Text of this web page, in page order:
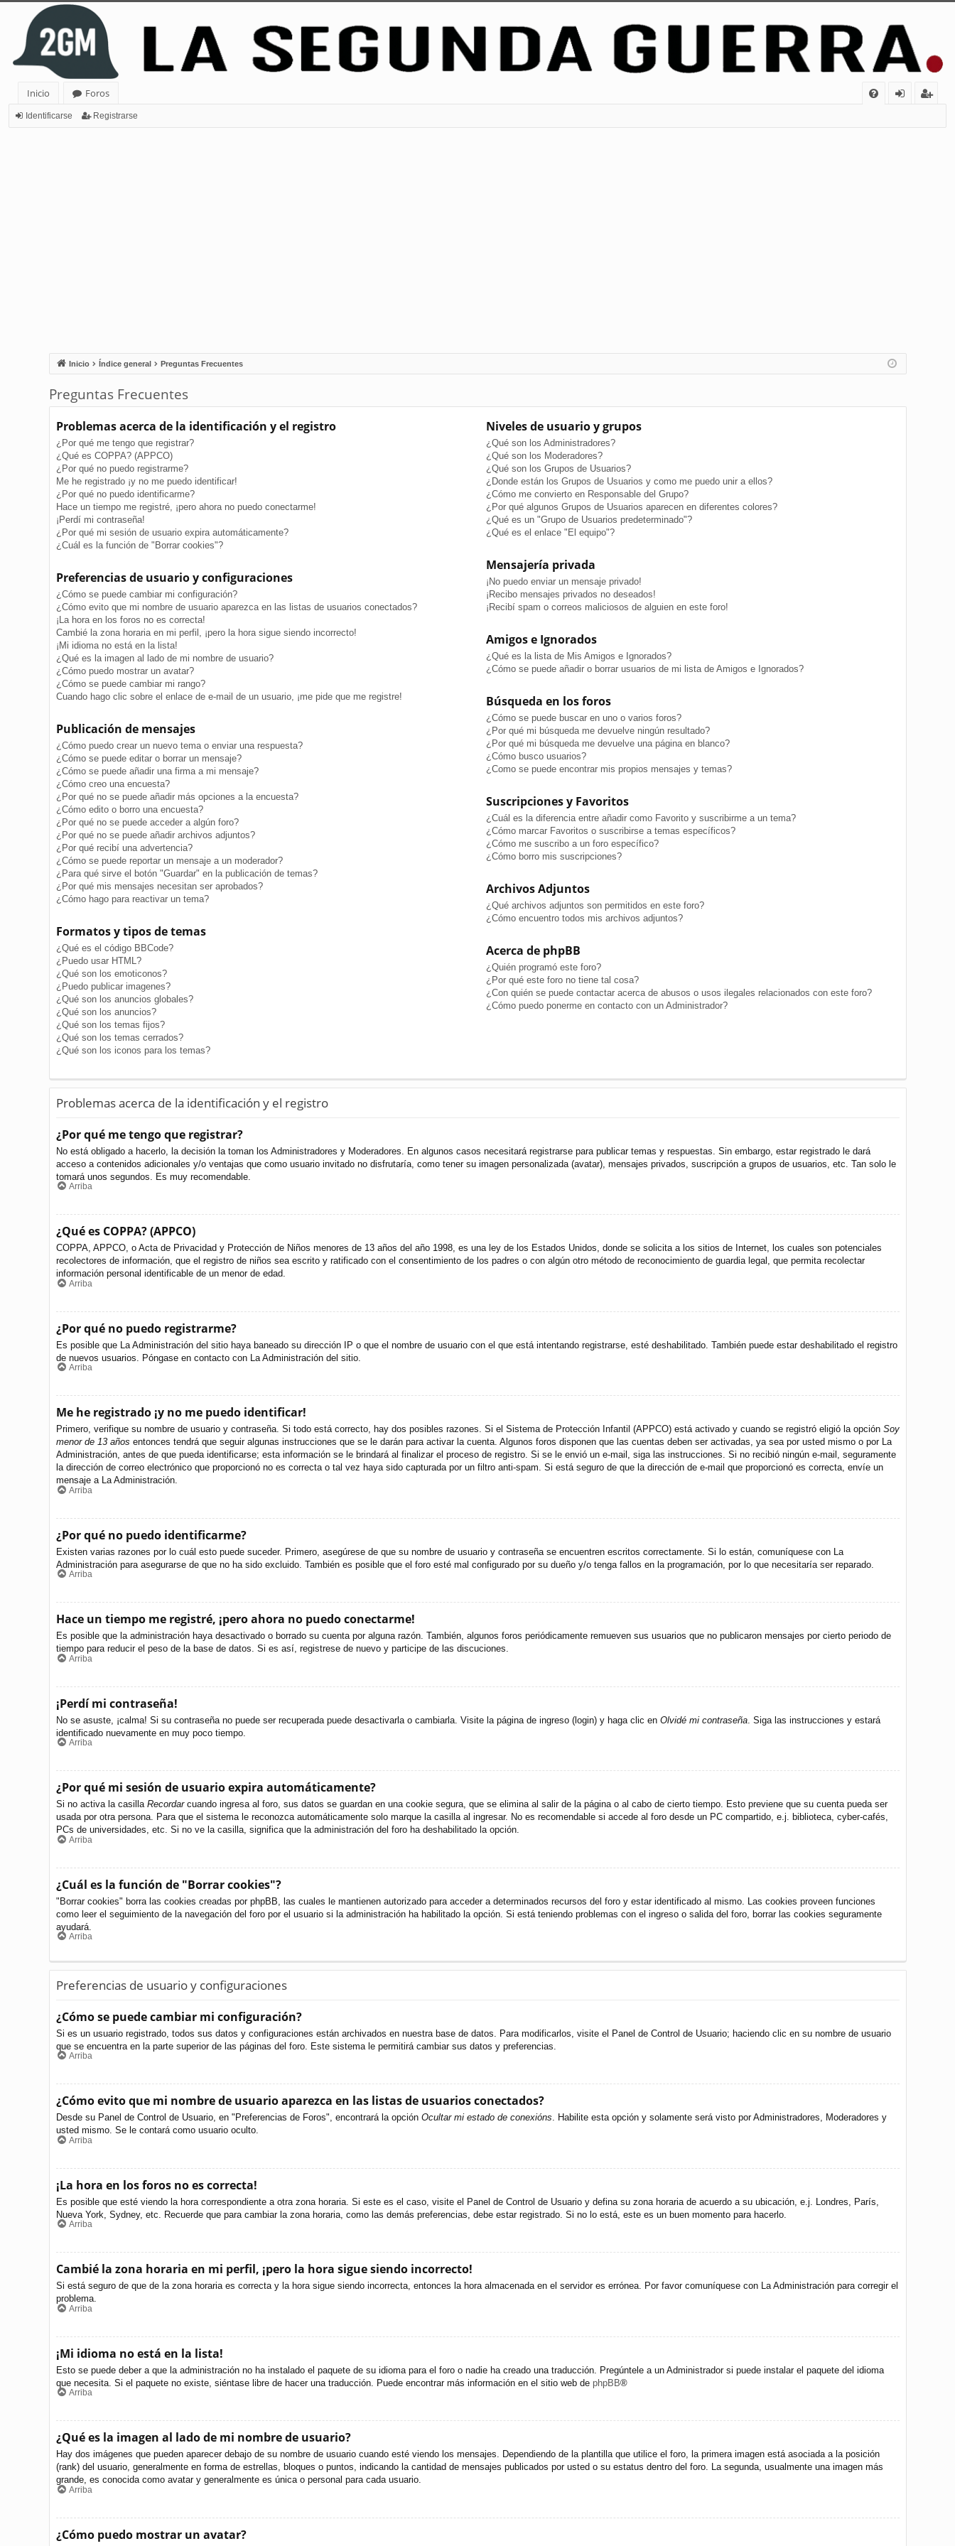
Inicio
Foros
Identificarse Registrarse
Inicio Índice general Preguntas Frecuentes
Preguntas Frecuentes
Problemas acerca de la identificación y el registro
¿Por qué me tengo que registrar?
¿Qué es COPPA? (APPCO)
¿Por qué no puedo registrarme?
Me he registrado ¡y no me puedo identificar!
¿Por qué no puedo identificarme?
Hace un tiempo me registré, ¡pero ahora no puedo conectarme!
¡Perdí mi contraseña!
¿Por qué mi sesión de usuario expira automáticamente?
¿Cuál es la función de "Borrar cookies"?
Preferencias de usuario y configuraciones
¿Cómo se puede cambiar mi configuración?
¿Cómo evito que mi nombre de usuario aparezca en las listas de usuarios conectados?
¡La hora en los foros no es correcta!
Cambié la zona horaria en mi perfil, ¡pero la hora sigue siendo incorrecto!
¡Mi idioma no está en la lista!
¿Qué es la imagen al lado de mi nombre de usuario?
¿Cómo puedo mostrar un avatar?
¿Cómo se puede cambiar mi rango?
Cuando hago clic sobre el enlace de e-mail de un usuario, ¡me pide que me registre!
Publicación de mensajes
¿Cómo puedo crear un nuevo tema o enviar una respuesta?
¿Cómo se puede editar o borrar un mensaje?
¿Cómo se puede añadir una firma a mi mensaje?
¿Cómo creo una encuesta?
¿Por qué no se puede añadir más opciones a la encuesta?
¿Cómo edito o borro una encuesta?
¿Por qué no se puede acceder a algún foro?
¿Por qué no se puede añadir archivos adjuntos?
¿Por qué recibí una advertencia?
¿Cómo se puede reportar un mensaje a un moderador?
¿Para qué sirve el botón "Guardar" en la publicación de temas?
¿Por qué mis mensajes necesitan ser aprobados?
¿Cómo hago para reactivar un tema?
Formatos y tipos de temas
¿Qué es el código BBCode?
¿Puedo usar HTML?
¿Qué son los emoticonos?
¿Puedo publicar imagenes?
¿Qué son los anuncios globales?
¿Qué son los anuncios?
¿Qué son los temas fijos?
¿Qué son los temas cerrados?
¿Qué son los iconos para los temas?
Niveles de usuario y grupos
¿Qué son los Administradores?
¿Qué son los Moderadores?
¿Qué son los Grupos de Usuarios?
¿Donde están los Grupos de Usuarios y como me puedo unir a ellos?
¿Cómo me convierto en Responsable del Grupo?
¿Por qué algunos Grupos de Usuarios aparecen en diferentes colores?
¿Qué es un "Grupo de Usuarios predeterminado"?
¿Qué es el enlace "El equipo"?
Mensajería privada
¡No puedo enviar un mensaje privado!
¡Recibo mensajes privados no deseados!
¡Recibí spam o correos maliciosos de alguien en este foro!
Amigos e Ignorados
¿Qué es la lista de Mis Amigos e Ignorados?
¿Cómo se puede añadir o borrar usuarios de mi lista de Amigos e Ignorados?
Búsqueda en los foros
¿Cómo se puede buscar en uno o varios foros?
¿Por qué mi búsqueda me devuelve ningún resultado?
¿Por qué mi búsqueda me devuelve una página en blanco?
¿Cómo busco usuarios?
¿Como se puede encontrar mis propios mensajes y temas?
Suscripciones y Favoritos
¿Cuál es la diferencia entre añadir como Favorito y suscribirme a un tema?
¿Cómo marcar Favoritos o suscribirse a temas específicos?
¿Cómo me suscribo a un foro específico?
¿Cómo borro mis suscripciones?
Archivos Adjuntos
¿Qué archivos adjuntos son permitidos en este foro?
¿Cómo encuentro todos mis archivos adjuntos?
Acerca de phpBB
¿Quién programó este foro?
¿Por qué este foro no tiene tal cosa?
¿Con quién se puede contactar acerca de abusos o usos ilegales relacionados con este foro?
¿Cómo puedo ponerme en contacto con un Administrador?
Problemas acerca de la identificación y el registro
¿Por qué me tengo que registrar?
No está obligado a hacerlo, la decisión la toman los Administradores y Moderadores. En algunos casos necesitará registrarse para publicar temas y respuestas. Sin embargo, estar registrado le dará
acceso a contenidos adicionales y/o ventajas que como usuario invitado no disfrutaría, como tener su imagen personalizada (avatar), mensajes privados, suscripción a grupos de usuarios, etc. Tan solo le
tomará unos segundos. Es muy recomendable.
Arriba
¿Qué es COPPA? (APPCO)
COPPA, APPCO, o Acta de Privacidad y Protección de Niños menores de 13 años del año 1998, es una ley de los Estados Unidos, donde se solicita a los sitios de Internet, los cuales son potenciales
recolectores de información, que el registro de niños sea escrito y ratificado con el consentimiento de los padres o con algún otro método de reconocimiento de guardia legal, que permita recolectar
información personal identificable de un menor de edad.
Arriba
¿Por qué no puedo registrarme?
Es posible que La Administración del sitio haya baneado su dirección IP o que el nombre de usuario con el que está intentando registrarse, esté deshabilitado. También puede estar deshabilitado el registro
de nuevos usuarios. Póngase en contacto con La Administración del sitio.
Arriba
Me he registrado ¡y no me puedo identificar!
Primero, verifique su nombre de usuario y contraseña. Si todo está correcto, hay dos posibles razones. Si el Sistema de Protección Infantil (APPCO) está activado y cuando se registró eligió la opción Soy
menor de 13 años entonces tendrá que seguir algunas instrucciones que se le darán para activar la cuenta. Algunos foros disponen que las cuentas deben ser activadas, ya sea por usted mismo o por La
Administración, antes de que pueda identificarse; esta información se le brindará al finalizar el proceso de registro. Si se le envió un e-mail, siga las instrucciones. Si no recibió ningún e-mail, seguramente
la dirección de correo electrónico que proporcionó no es correcta o tal vez haya sido capturada por un filtro anti-spam. Si está seguro de que la dirección de e-mail que proporcionó es correcta, envíe un
mensaje a La Administración.
Arriba
¿Por qué no puedo identificarme?
Existen varias razones por lo cuál esto puede suceder. Primero, asegúrese de que su nombre de usuario y contraseña se encuentren escritos correctamente. Si lo están, comuníquese con La
Administración para asegurarse de que no ha sido excluido. También es posible que el foro esté mal configurado por su dueño y/o tenga fallos en la programación, por lo que necesitaría ser reparado.
Arriba
Hace un tiempo me registré, ¡pero ahora no puedo conectarme!
Es posible que la administración haya desactivado o borrado su cuenta por alguna razón. También, algunos foros periódicamente remueven sus usuarios que no publicaron mensajes por cierto periodo de
tiempo para reducir el peso de la base de datos. Si es así, registrese de nuevo y participe de las discuciones.
Arriba
¡Perdí mi contraseña!
No se asuste, ¡calma! Si su contraseña no puede ser recuperada puede desactivarla o cambiarla. Visite la página de ingreso (login) y haga clic en Olvidé mi contraseña. Siga las instrucciones y estará
identificado nuevamente en muy poco tiempo.
Arriba
¿Por qué mi sesión de usuario expira automáticamente?
Si no activa la casilla Recordarcuando ingresa al foro, sus datos se guardan en una cookie segura, que se elimina al salir de la página o al cabo de cierto tiempo. Esto previene que su cuenta pueda ser
usada por otra persona. Para que el sistema le reconozca automáticamente solo marque la casilla al ingresar. No es recomendable si accede al foro desde un PC compartido, e.j. biblioteca, cyber-cafés,
PCs de universidades, etc. Si no ve la casilla, significa que la administración del foro ha deshabilitado la opción.
Arriba
¿Cuál es la función de "Borrar cookies"?
"Borrar cookies" borra las cookies creadas por phpBB, las cuales le mantienen autorizado para acceder a determinados recursos del foro y estar identificado al mismo. Las cookies proveen funciones
como leer el seguimiento de la navegación del foro por el usuario si la administración ha habilitado la opción. Si está teniendo problemas con el ingreso o salida del foro, borrar las cookies seguramente
ayudará.
Arriba
Preferencias de usuario y configuraciones
¿Cómo se puede cambiar mi configuración?
Si es un usuario registrado, todos sus datos y configuraciones están archivados en nuestra base de datos. Para modificarlos, visite el Panel de Control de Usuario; haciendo clic en su nombre de usuario
que se encuentra en la parte superior de las páginas del foro. Este sistema le permitirá cambiar sus datos y preferencias.
Arriba
¿Cómo evito que mi nombre de usuario aparezca en las listas de usuarios conectados?
Desde su Panel de Control de Usuario, en "Preferencias de Foros", encontrará la opción Ocultar mi estado de conexións. Habilite esta opción y solamente será visto por Administradores, Moderadores y
usted mismo. Se le contará como usuario oculto.
Arriba
¡La hora en los foros no es correcta!
Es posible que esté viendo la hora correspondiente a otra zona horaria. Si este es el caso, visite el Panel de Control de Usuario y defina su zona horaria de acuerdo a su ubicación, e.j. Londres, París,
Nueva York, Sydney, etc. Recuerde que para cambiar la zona horaria, como las demás preferencias, debe estar registrado. Si no lo está, este es un buen momento para hacerlo.
Arriba
Cambié la zona horaria en mi perfil, ¡pero la hora sigue siendo incorrecto!
Si está seguro de que de la zona horaria es correcta y la hora sigue siendo incorrecta, entonces la hora almacenada en el servidor es errónea. Por favor comuníquese con La Administración para corregir el
problema.
Arriba
¡Mi idioma no está en la lista!
Esto se puede deber a que la administración no ha instalado el paquete de su idioma para el foro o nadie ha creado una traducción. Pregúntele a un Administrador si puede instalar el paquete del idioma
que necesita. Si el paquete no existe, siéntase libre de hacer una traducción. Puede encontrar más información en el sitio web de phpBB®
Arriba
¿Qué es la imagen al lado de mi nombre de usuario?
Hay dos imágenes que pueden aparecer debajo de su nombre de usuario cuando esté viendo los mensajes. Dependiendo de la plantilla que utilice el foro, la primera imagen está asociada a la posición
(rank) del usuario, generalmente en forma de estrellas, bloques o puntos, indicando la cantidad de mensajes publicados por usted o su estatus dentro del foro. La segunda, usualmente una imagen más
grande, es conocida como avatar y generalmente es única o personal para cada usuario.
Arriba
¿Cómo puedo mostrar un avatar?